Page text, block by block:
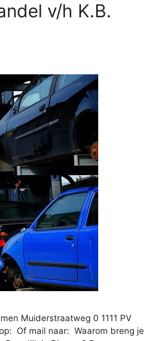
v/h K.B.
Muiderstraatweg 0 1111 PV
Of mail naar: Waarom breng je